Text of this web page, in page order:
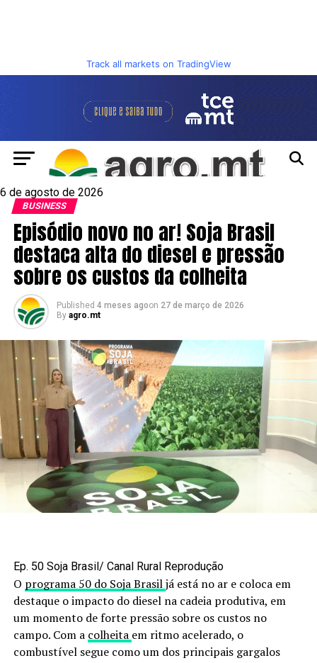
Track all markets on TradingView
6 de agosto de 2026
BUSINESS
Episódio novo no ar! Soja Brasil
destaca alta do diesel e pressão
sobre os custos da colheita
Published 4 meses agoon 27 de março de 2026
By agro.mt
Ep. 50 Soja Brasil/ Canal Rural Reprodução
O programa 50 do Soja Brasiljá está no ar e coloca em
destaque o impacto do diesel na cadeia produtiva, em
um momento de forte pressão sobre os custos no
campo. Com a colheita em ritmo acelerado, o
combustível segue como um dos principais gargalos